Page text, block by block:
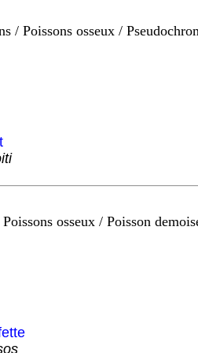
/ Poissons osseux /
osseux / Poisson